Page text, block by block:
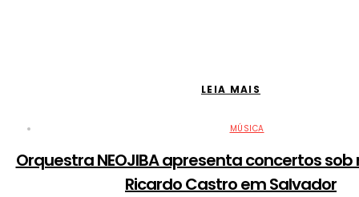
LEIA MAIS
MÚSICA
Orquestra NEOJIBA apresenta concertos
Ricardo Castro em Salvador